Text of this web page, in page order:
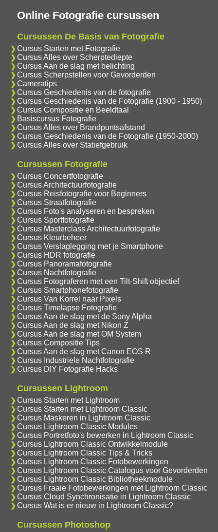
Online Fotografie cursussen
Cursussen De Basis van Fotografie
Cursus Starten met Fotografie
Cursus Alles over Scherptediepte
Cursus Aan de slag met belichting
Cursus Scherpstellen voor Gevorderden
Cameratips
Cursus Geschiedenis van de fotografie
Cursus Geschiedenis van de Fotografie (1900 - 1950)
Cursus Compositie en Beeldtaal
Basiscursus Fotografie
Cursus Alles over Brandpuntsafstand
Cursus Geschiedenis van de Fotografie (1950-2000)
Cursus Alles over Statiefgebruik
Cursussen Fotografie
Cursus Concertfotografie
Cursus Architectuurfotografie
Cursus Reisfotografie voor Beginners
Cursus Straatfotografie
Cursus Foto's analyseren en bespreken
Cursus Sportfotografie
Cursus Masterclass Architectuurfotografie
Cursus Kleurbeheer
Cursus Verslaglegging met je Smartphone
Cursus HDR fotografie
Cursus Panoramafotografie
Cursus Nachtfotografie
Cursus Fotograferen met een Tilt-Shift objectief
Cursus Smartphonefotografie
Cursus Van Korrel naar Pixels
Cursus Timelapse Fotografie
Cursus Aan de slag met de Sony Alpha
Cursus Aan de slag met Nikon Z
Cursus Aan de slag met OM System
Cursus Compositie Tips
Cursus Aan de slag met Canon EOS R
Cursus Industriele Nachtfotografie
Cursus DIY Fotografie Hacks
Cursussen Lightroom
Cursus Starten met Lightroom
Cursus Starten met Lightroom Classic
Cursus Maskeren in Lightroom Classic
Cursus Lightroom Classic Modules
Cursus Portretfoto's bewerken in Lightroom Classic
Cursus Lightroom Classic Ontwikkelmodule
Cursus Lightroom Classic Tips & Tricks
Cursus Lightroom Classic Fotobewerkingen
Cursus Lightroom Classic Catalogus voor Gevorderden
Cursus Lightroom Classic Bibliotheekmodule
Cursus Fraaie Fotobewerkingen met Lightroom Classic
Cursus Cloud Synchronisatie in Lightroom Classic
Cursus Wat is er nieuw in Lightroom Classic?
Cursussen Photoshop